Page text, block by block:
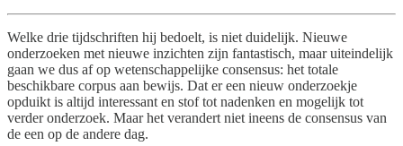
Welke drie tijdschriften hij bedoelt, is niet duidelijk. Nieuwe
onderzoeken met nieuwe inzichten zijn fantastisch, maar uiteindelijk
gaan we dus af op wetenschappelijke consensus: het totale
beschikbare corpus aan bewijs. Dat er een nieuw onderzoekje
opduikt is altijd interessant en stof tot nadenken en mogelijk tot
verder onderzoek. Maar het verandert niet ineens de consensus van
de een op de andere dag.